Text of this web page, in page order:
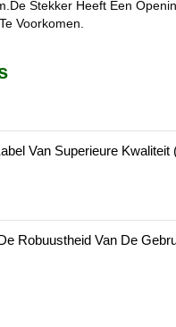
Stekker Heeft Een
Voorkomen.
Van Superieure
Robuustheid Van De